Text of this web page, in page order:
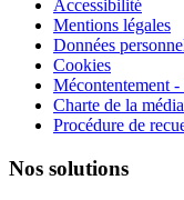
Accessibilité
Mentions légales
Données
Cookies
Mécontentement
Charte de la
Procédure de
Nos solutions